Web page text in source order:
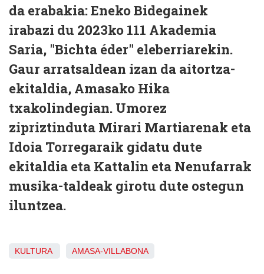
da erabakia: Eneko Bidegainek
irabazi du 2023ko 111 Akademia
Saria, "Bichta éder" eleberriarekin.
Gaur arratsaldean izan da aitortza-
ekitaldia, Amasako Hika
txakolindegian. Umorez
zipriztinduta Mirari Martiarenak eta
Idoia Torregaraik gidatu dute
ekitaldia eta Kattalin eta Nenufarrak
musika-taldeak girotu dute ostegun
iluntzea.
KULTURA AMASA-VILLABONA